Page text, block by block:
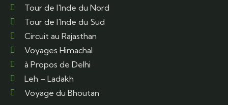
Tour de l'Inde du Nord
Tour de l'Inde du Sud
Circuit au Rajasthan
Voyages Himachal
à Propos de Delhi
Leh – Ladakh
Voyage du Bhoutan